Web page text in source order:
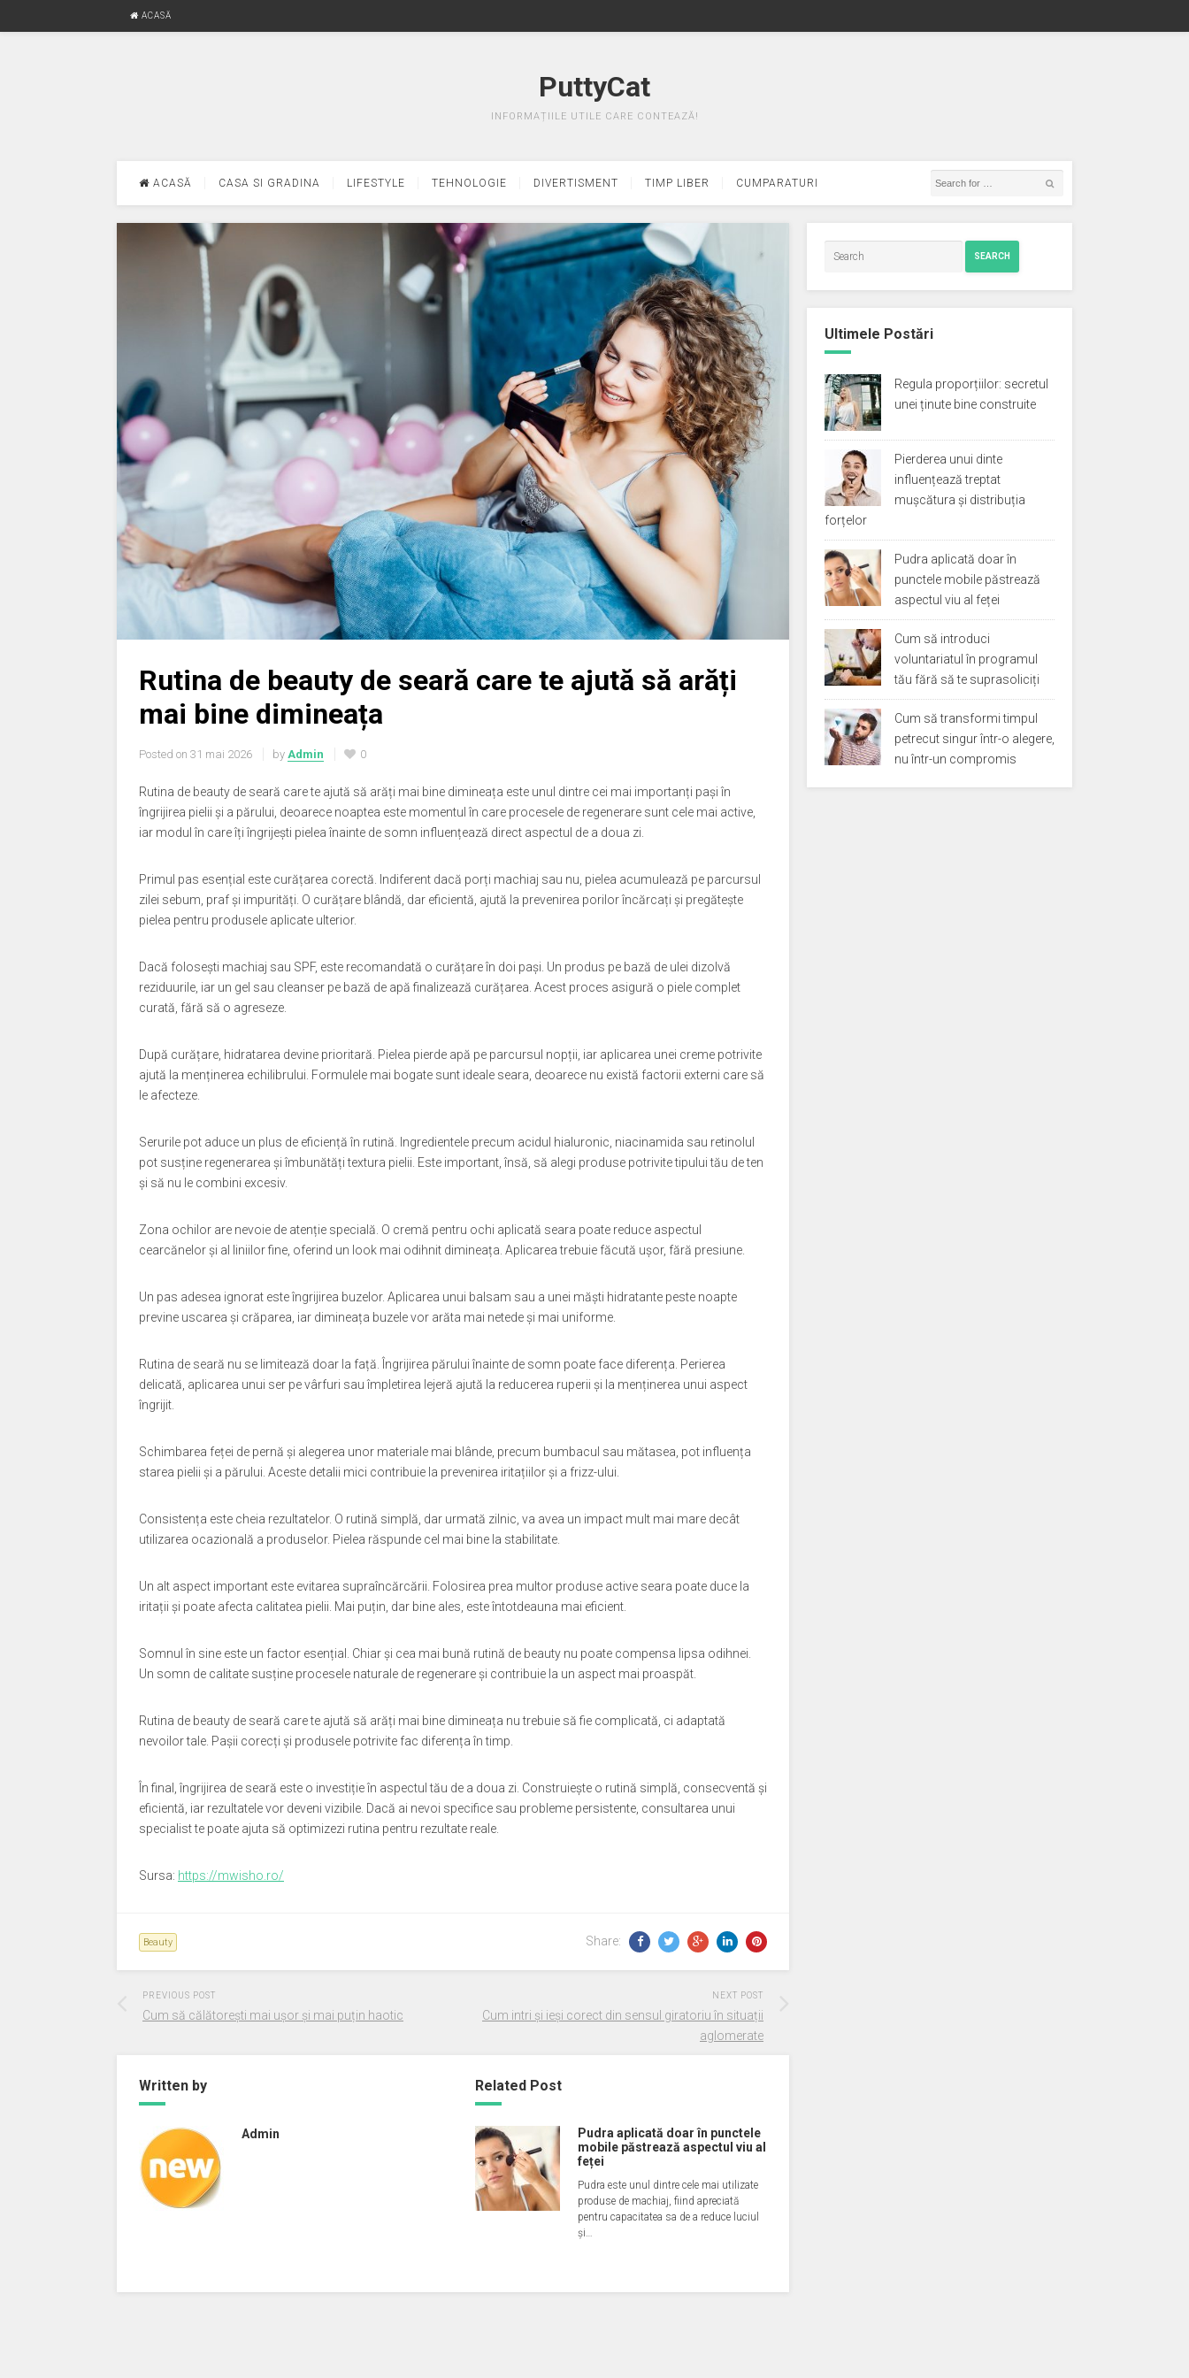
ACASĂ
PuttyCat
INFORMAȚIILE UTILE CARE CONTEAZĂ!
ACASĂ CASA SI GRADINA LIFESTYLE TEHNOLOGIE DIVERTISMENT TIMP LIBER CUMPARATURI
Rutina de beauty de seară care te ajută să arăți
mai bine dimineața
Posted on 31 mai 2026 by Admin 0
Rutina de beauty de seară care te ajută să arăți mai bine dimineața este unul dintre cei mai importanți pași în
îngrijirea pielii și a părului, deoarece noaptea este momentul în care procesele de regenerare sunt cele mai active,
iar modul în care îți îngrijești pielea înainte de somn influențează direct aspectul de a doua zi.
Primul pas esențial este curățarea corectă. Indiferent dacă porți machiaj sau nu, pielea acumulează pe parcursul
zilei sebum, praf și impurități. O curățare blândă, dar eficientă, ajută la prevenirea porilor încărcați și pregătește
pielea pentru produsele aplicate ulterior.
Dacă folosești machiaj sau SPF, este recomandată o curățare în doi pași. Un produs pe bază de ulei dizolvă
reziduurile, iar un gel sau cleanser pe bază de apă finalizează curățarea. Acest proces asigură o piele complet
curată, fără să o agreseze.
După curățare, hidratarea devine prioritară. Pielea pierde apă pe parcursul nopții, iar aplicarea unei creme potrivite
ajută la menținerea echilibrului. Formulele mai bogate sunt ideale seara, deoarece nu există factorii externi care să
le afecteze.
Serurile pot aduce un plus de eficiență în rutină. Ingredientele precum acidul hialuronic, niacinamida sau retinolul
pot susține regenerarea și îmbunătăți textura pielii. Este important, însă, să alegi produse potrivite tipului tău de ten
și să nu le combini excesiv.
Zona ochilor are nevoie de atenție specială. O cremă pentru ochi aplicată seara poate reduce aspectul
cearcănelor și al liniilor fine, oferind un look mai odihnit dimineața. Aplicarea trebuie făcută ușor, fără presiune.
Un pas adesea ignorat este îngrijirea buzelor. Aplicarea unui balsam sau a unei măști hidratante peste noapte
previne uscarea și crăparea, iar dimineața buzele vor arăta mai netede și mai uniforme.
Rutina de seară nu se limitează doar la față. Îngrijirea părului înainte de somn poate face diferența. Perierea
delicată, aplicarea unui ser pe vârfuri sau împletirea lejeră ajută la reducerea ruperii și la menținerea unui aspect
îngrijit.
Schimbarea feței de pernă și alegerea unor materiale mai blânde, precum bumbacul sau mătasea, pot influența
starea pielii și a părului. Aceste detalii mici contribuie la prevenirea iritațiilor și a frizz-ului.
Consistența este cheia rezultatelor. O rutină simplă, dar urmată zilnic, va avea un impact mult mai mare decât
utilizarea ocazională a produselor. Pielea răspunde cel mai bine la stabilitate.
Un alt aspect important este evitarea supraîncărcării. Folosirea prea multor produse active seara poate duce la
iritații și poate afecta calitatea pielii. Mai puțin, dar bine ales, este întotdeauna mai eficient.
Somnul în sine este un factor esențial. Chiar și cea mai bună rutină de beauty nu poate compensa lipsa odihnei.
Un somn de calitate susține procesele naturale de regenerare și contribuie la un aspect mai proaspăt.
Rutina de beauty de seară care te ajută să arăți mai bine dimineața nu trebuie să fie complicată, ci adaptată
nevoilor tale. Pașii corecți și produsele potrivite fac diferența în timp.
În final, îngrijirea de seară este o investiție în aspectul tău de a doua zi. Construiește o rutină simplă, consecventă și
eficientă, iar rezultatele vor deveni vizibile. Dacă ai nevoi specifice sau probleme persistente, consultarea unui
specialist te poate ajuta să optimizezi rutina pentru rezultate reale.
Sursa: https://mwisho.ro/
Beauty Share:
PREVIOUS POST
Cum să călătorești mai ușor și mai puțin haotic
NEXT POST
Cum intri și ieși corect din sensul giratoriu în situații
aglomerate
Written by
Admin
Related Post
Pudra aplicată doar în punctele
mobile păstrează aspectul viu al
feței
Pudra este unul dintre cele mai utilizate
produse de machiaj, fiind apreciată
pentru capacitatea sa de a reduce luciul
și…
SEARCH
Ultimele Postări
Regula proporțiilor: secretul
unei ținute bine construite
Pierderea unui dinte
influențează treptat
mușcătura și distribuția
forțelor
Pudra aplicată doar în
punctele mobile păstrează
aspectul viu al feței
Cum să introduci
voluntariatul în programul
tău fără să te suprasoliciți
Cum să transformi timpul
petrecut singur într-o alegere,
nu într-un compromis